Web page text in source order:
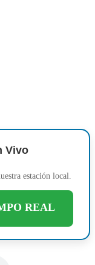
Vivo
estación local.
REAL